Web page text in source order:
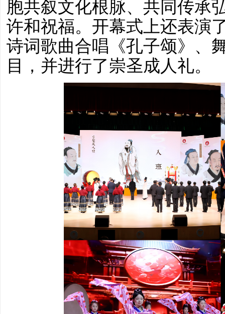
胞共叙文化根脉、共同传承
许和祝福。开幕式上还表演
诗词歌曲合唱《孔子颂》、
目，并进行了崇圣成人礼。